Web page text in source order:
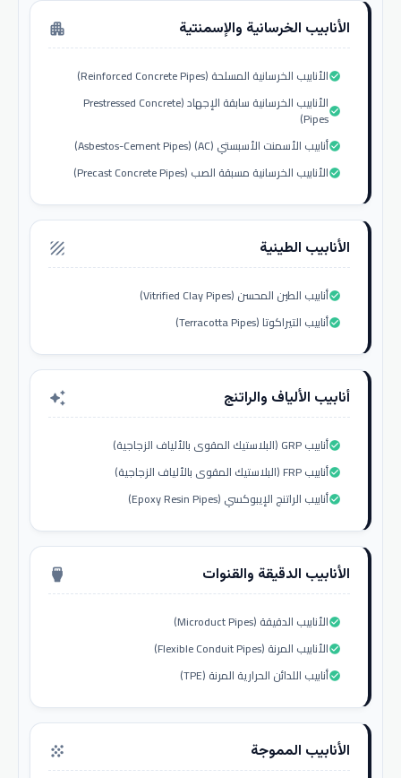
الأنابيب الخرسانية والإسمنتية apartment
الأنابيب الخرسانية المسلحة (Reinforced Concrete Pipes)check_circle
الأنابيب الخرسانية سابقة الإجهاد (Prestressed Concrete
Pipes)check_circle
أنابيب الأسمنت الأسبستي (AC) (Asbestos-Cement Pipes)check_circle
الأنابيب الخرسانية مسبقة الصب (Precast Concrete Pipes)check_circle
الأنابيب الطينية texture
أنابيب الطين المحسن (Vitrified Clay Pipes)check_circle
أنابيب التيراكوتا (Terracotta Pipes)check_circle
أنابيب الألياف والراتنج auto_awesome
أنابيب GRP (البلاستيك المقوى بالألياف الزجاجية)check_circle
أنابيب FRP (البلاستيك المقوى بالألياف الزجاجية)check_circle
أنابيب الراتنج الإيبوكسي (Epoxy Resin Pipes)check_circle
الأنابيب الدقيقة والقنوات settings_input_hdmi
الأنابيب الدقيقة (Microduct Pipes)check_circle
الأنابيب المرنة (Flexible Conduit Pipes)check_circle
أنابيب اللدائن الحرارية المرنة (TPE)check_circle
الأنابيب المموجة grain